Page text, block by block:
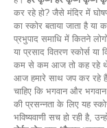
कर रहे हो? जैसे मंदिर में
का स्कोर बताया जाता है या
प्रभुपाद समाधि में कितने
या प्रसाद वितरण स्कोर्स या
कम से कम आज तो कह रहे थे
आज हमारे साथ जप कर रहे
चाहिए कि भगवान और
की प्रसन्नता के लिए यह
भविष्यवाणी सच हो रही है,